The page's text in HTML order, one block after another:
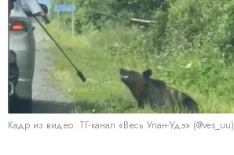
Кадр из видео: ТГ-канал «Весь Улан-Удэ» (@ves_uu)